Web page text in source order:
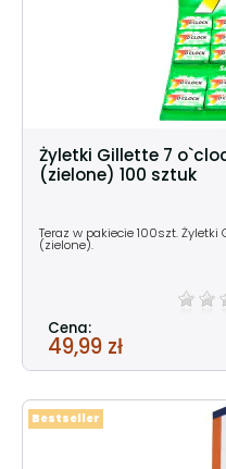
Żyletki Gillette 7
(zielone) 100 sztuk
Teraz w pakiecie 100szt.
(zielone).
Cena:
49,99 zł
Bestseller